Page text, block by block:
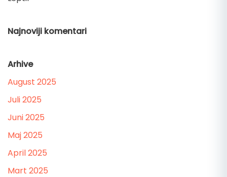
Najnoviji komentari
Arhive
August 2025
Juli 2025
Juni 2025
Maj 2025
April 2025
Mart 2025